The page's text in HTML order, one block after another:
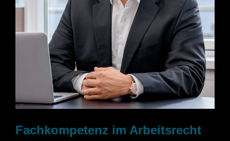
Fachkompetenz im Arbeitsrecht